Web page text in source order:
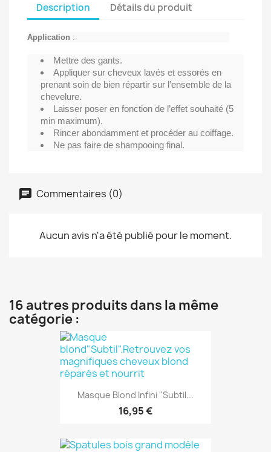
Description Détails du produit
Application :
Mettre des gants.
Appliquer sur cheveux lavés et essorés en
prenant soin de bien répartir sur l’ensemble de la
chevelure.
Laisser poser en fonction de l’effet souhaité (5
min maximum).
Rincer abondamment et procéder au coiffage.
Ne pas faire de shampooing final.
Commentaires (0)
Aucun avis n'a été publié pour le moment.
16 autres produits dans la même
catégorie :
Masque Blond Infini "Subtil...
16,95 €